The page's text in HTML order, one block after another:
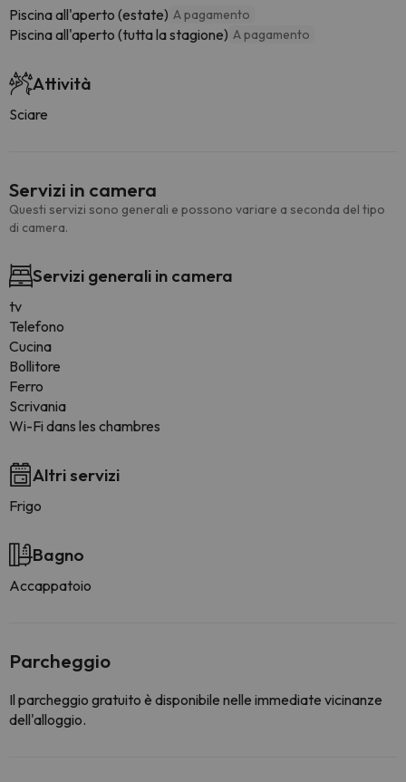
Piscina all'aperto (estate) A pagamento
Piscina all'aperto (tutta la stagione) A pagamento
Attività
Sciare
Servizi in camera
Questi servizi sono generali e possono variare a seconda del tipo
di camera.
Servizi generali in camera
tv
Telefono
Cucina
Bollitore
Ferro
Scrivania
Wi-Fi dans les chambres
Altri servizi
Frigo
Bagno
Accappatoio
Parcheggio
Il parcheggio gratuito è disponibile nelle immediate vicinanze
dell'alloggio.